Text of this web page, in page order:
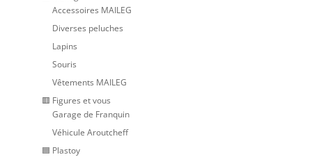
Accessoires MAILEG
Diverses peluches
Lapins
Souris
Vêtements MAILEG
🟥 Figures et vous
Garage de Franquin
Véhicule Aroutcheff
🟦 Plastoy